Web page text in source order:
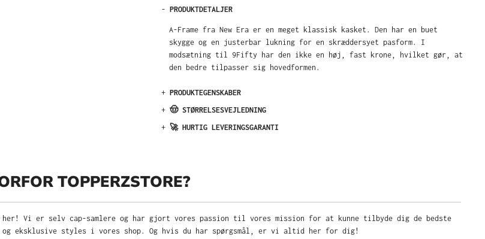
- PRODUKTDETALJER
A-Frame fra New Era er en meget klassisk kasket. Den har en buet
skygge og en justerbar lukning for en skræddersyet pasform. I
modsætning til 9Fifty har den ikke en høj, fast krone, hvilket gør, at
den bedre tilpasser sig hovedformen.
+ PRODUKTEGENSKABER
+ 🤠 STØRRELSESVEJLEDNING
+ 🚀 HURTIG LEVERINGSGARANTI
TOPPERZSTORE?
her! Vi er selv cap-samlere og har gjort vores passion til vores mission for at kunne tilbyde dig de bedste
og eksklusive styles i vores shop. Og hvis du har spørgsmål, er vi altid her for dig!